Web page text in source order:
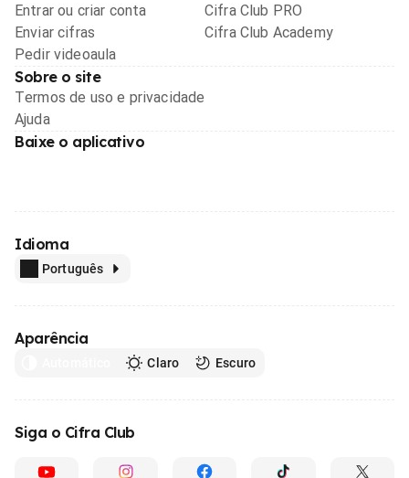
Entrar ou criar conta
Enviar cifras
Pedir videoaula
Cifra Club PRO
Cifra Club Academy
Sobre o site
Termos de uso e privacidade
Ajuda
Baixe o aplicativo
Idioma
Português
Aparência
Claro Escuro
Siga o Cifra Club